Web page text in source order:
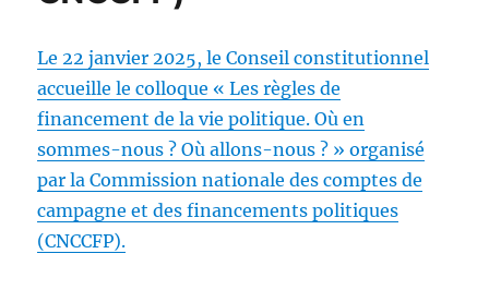
Le 22 janvier 2025, le Conseil constitutionnel
accueille le colloque « Les règles de
financement de la vie politique. Où en
sommes-nous ? Où allons-nous ? » organisé
par la Commission nationale des comptes de
campagne et des financements politiques
(CNCCFP).